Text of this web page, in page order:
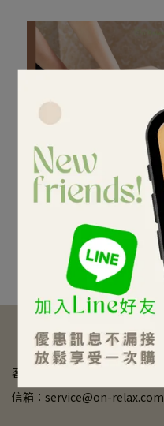
頂級精油．專業手技．招招
帶勁！
<北中部>男女適用【能量
甦活全背極致按摩舒壓】
40分鐘1099元
NT$1,099
加入購物車
【聯絡我們】
客服時間：09:30am - 5:30pm
信箱：service@on-relax.com